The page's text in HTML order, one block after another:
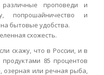
проповеди и
попрошайничество и
бытовые удобства.
схожесть.
скажу, что в России, и в
85 процентов
озерная или речная рыба,